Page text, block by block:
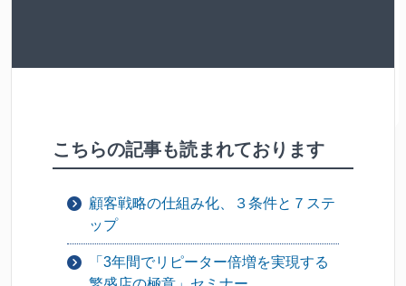
こちらの記事も読まれております
顧客戦略の仕組み化、３条件と７ステ
ップ
「3年間でリピーター倍増を実現する